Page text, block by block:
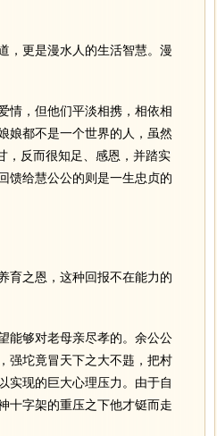
更是漫水人的生活智慧。漫
，但他们平淡相携，相依相
娘都不是一个世界的人，虽然
，反而很知足、感恩，并踏实
馈给慧公公的则是一生忠贞的
之恩，这种回报不在能力的
够对老母亲尽孝的。余公公
强坨竟冒天下之大不韪，把村
实现的巨大心理压力。由于自
十字架的重压之下他才铤而走